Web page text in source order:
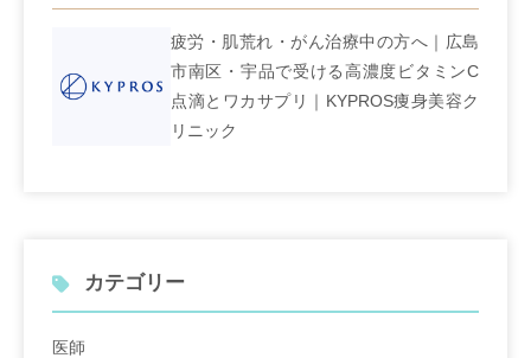
疲労・肌荒れ・がん治療中の方へ｜広島
市南区・宇品で受ける高濃度ビタミンC
点滴とワカサプリ｜KYPROS痩身美容ク
リニック
カテゴリー
医師